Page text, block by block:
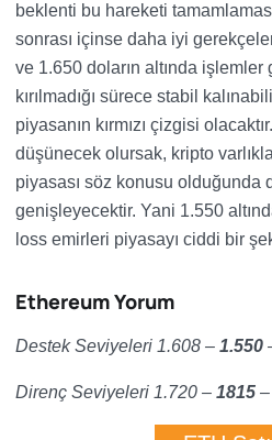
beklenti bu hareketi
sonrası içinse daha iyi
ve 1.650 doların altında
kırılmadığı sürece stabil
piyasanın kırmızı çizgisi
düşünecek olursak, kripto
piyasası söz konusu olduğunda
genişleyecektir. Yani 1.550
loss emirleri piyasayı ciddi bir
Ethereum Yorum
Destek Seviyeleri 1.608 – 1.550
Direnç Seviyeleri 1.720 – 1815